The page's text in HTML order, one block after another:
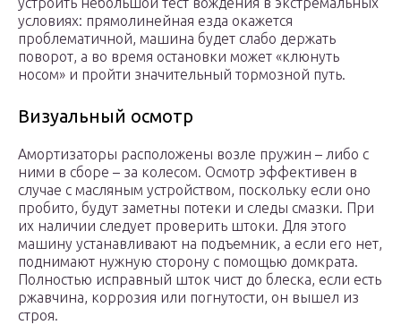
условиях: прямолинейная езда окажется
проблематичной, машина будет слабо держать
поворот, а во время остановки может «клюнуть
носом» и пройти значительный тормозной путь.
Визуальный осмотр
Амортизаторы расположены возле пружин – либо с
ними в сборе – за колесом. Осмотр эффективен в
случае с масляным устройством, поскольку если оно
пробито, будут заметны потеки и следы смазки. При
их наличии следует проверить штоки. Для этого
машину устанавливают на подъемник, а если его нет,
поднимают нужную сторону с помощью домкрата.
Полностью исправный шток чист до блеска, если есть
ржавчина, коррозия или погнутости, он вышел из
строя.